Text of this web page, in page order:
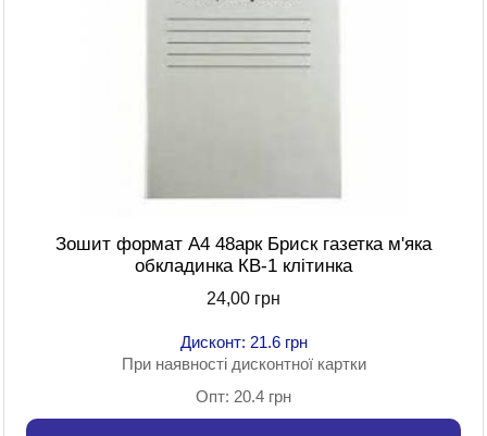
Зошит формат A4 48арк Бриск газетка м'яка
обкладинка КВ-1 клітинка
24,00 грн
Дисконт: 21.6 грн
При наявності дисконтної картки
Опт: 20.4 грн